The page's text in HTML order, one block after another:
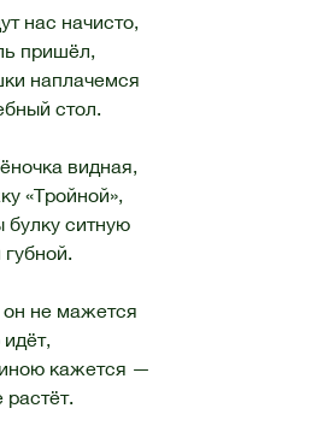
нас начисто,
пришёл,
наплачемся
стол.
видная,
«Тройной»,
булку ситную
не мажется
кажется —
растёт.